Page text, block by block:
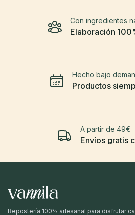
Elaboración
Con ingredientes
Productos
Hecho bajo
Envíos gratis
A partir de 49€
Repostería 100% artesanal para disfrutar